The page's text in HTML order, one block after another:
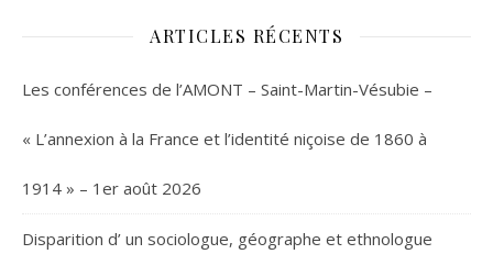
ARTICLES RÉCENTS
Les conférences de l’AMONT – Saint-Martin-Vésubie –
« L’annexion à la France et l’identité niçoise de 1860 à
1914 » – 1er août 2026
Disparition d’ un sociologue, géographe et ethnologue